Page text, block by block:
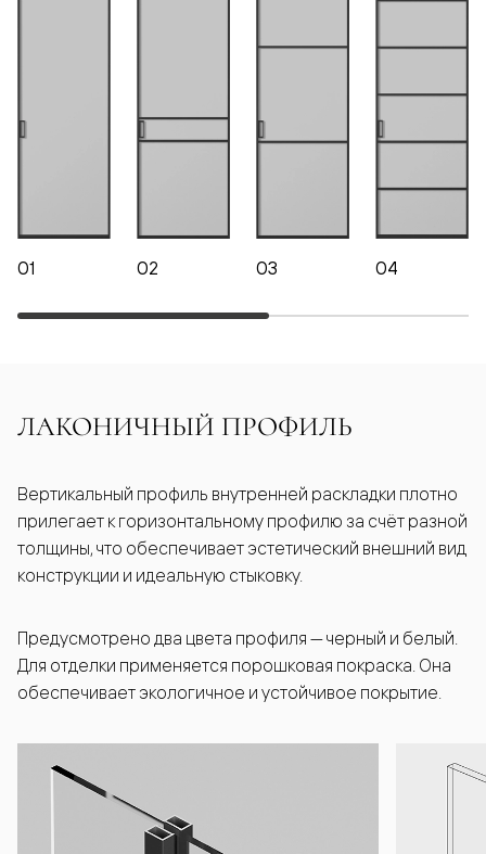
01 02 03 04
ЛАКОНИЧНЫЙ ПРОФИЛЬ
Вертикальный профиль внутренней раскладки плотно
прилегает к горизонтальному профилю за счёт разной
толщины, что обеспечивает эстетический внешний вид
конструкции и идеальную стыковку.
Предусмотрено два цвета профиля — черный и белый.
Для отделки применяется порошковая покраска. Она
обеспечивает экологичное и устойчивое покрытие.